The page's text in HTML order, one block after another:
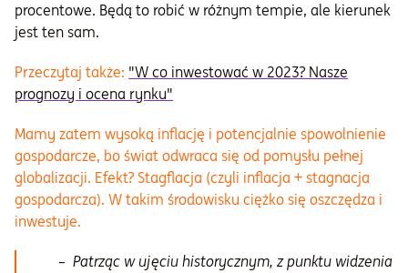
procentowe. Będą to robić w różnym tempie, ale kierunek
jest ten sam.
Przeczytaj także: "W co inwestować w 2023? Nasze
prognozy i ocena rynku"
Mamy zatem wysoką inflację i potencjalnie spowolnienie
gospodarcze, bo świat odwraca się od pomysłu pełnej
globalizacji. Efekt? Stagflacja (czyli inflacja + stagnacja
gospodarcza). W takim środowisku ciężko się oszczędza i
inwestuje.
– Patrząc w ujęciu historycznym, z punktu widzenia